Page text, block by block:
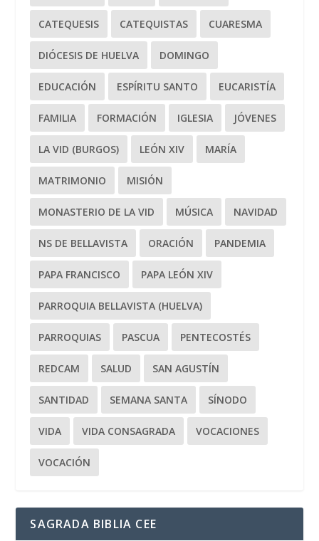
CATEQUESIS CATEQUISTAS CUARESMA
DIÓCESIS DE HUELVA DOMINGO
EDUCACIÓN ESPÍRITU SANTO EUCARISTÍA
FAMILIA FORMACIÓN IGLESIA JÓVENES
LA VID (BURGOS) LEÓN XIV MARÍA
MATRIMONIO MISIÓN
MONASTERIO DE LA VID MÚSICA NAVIDAD
NS DE BELLAVISTA ORACIÓN PANDEMIA
PAPA FRANCISCO PAPA LEÓN XIV
PARROQUIA BELLAVISTA (HUELVA)
PARROQUIAS PASCUA PENTECOSTÉS
REDCAM SALUD SAN AGUSTÍN
SANTIDAD SEMANA SANTA SÍNODO
VIDA VIDA CONSAGRADA VOCACIONES
VOCACIÓN
SAGRADA BIBLIA CEE